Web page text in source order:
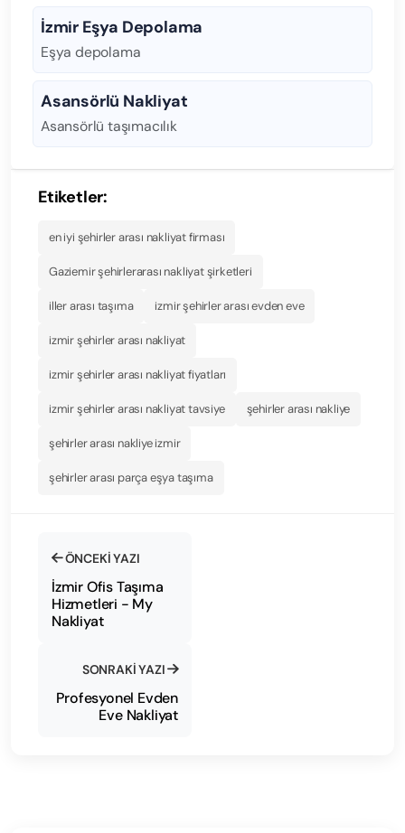
İzmir Eşya Depolama
Eşya depolama
Asansörlü Nakliyat
Asansörlü taşımacılık
Etiketler:
en iyi şehirler arası nakliyat firması
Gaziemir şehirlerarası nakliyat şirketleri
iller arası taşıma izmir şehirler arası evden eve
izmir şehirler arası nakliyat
izmir şehirler arası nakliyat fiyatları
izmir şehirler arası nakliyat tavsiye şehirler arası nakliye
şehirler arası nakliye izmir
şehirler arası parça eşya taşıma
ÖNCEKI YAZI
İzmir Ofis Taşıma
Hizmetleri - My
Nakliyat
SONRAKI YAZI
Profesyonel Evden
Eve Nakliyat